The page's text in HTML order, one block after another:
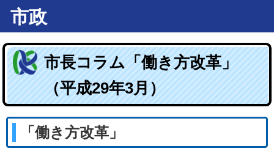
市政
市長コラム「働き方改革」
（平成29年3月）
「働き方改革」